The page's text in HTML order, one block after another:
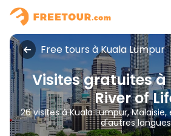
Free tours à Kuala Lumpur
Visites gratuites
River of
26 visites à Kuala Lumpur,
d'autres langues